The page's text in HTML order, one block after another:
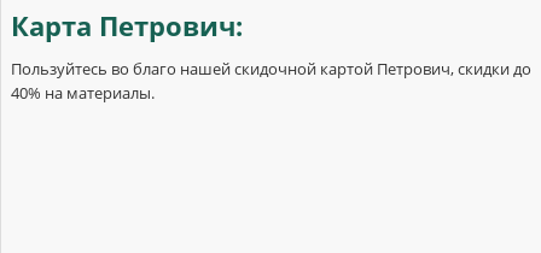
Карта Петрович:
Пользуйтесь во благо нашей скидочной картой Петрович, скидки до
40% на материалы.